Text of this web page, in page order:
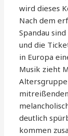
wird dieses
Nach dem
Spandau
und die
in Europa
Musik zieht
deutlich
kommen